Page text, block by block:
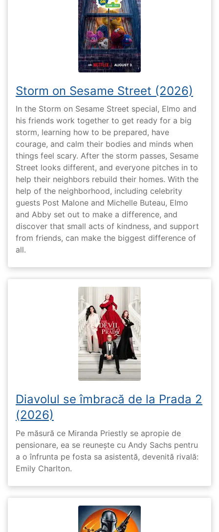
Storm on Sesame Street (2026)
In the Storm on Sesame Street special, Elmo and
his friends work together to get ready for a big
storm, learning how to be prepared, have
courage, and calm their bodies and minds when
things feel scary. After the storm passes, Sesame
Street looks different, and everyone pitches in to
help their neighbors rebuild their homes. With the
help of the neighborhood, including celebrity
guests Post Malone and Michelle Buteau, Elmo
and Abby set out to make a difference, and
discover that small acts of kindness, and support
from friends, can make the biggest difference of
all.
Diavolul se îmbracă de la Prada 2
(2026)
Pe măsură ce Miranda Priestly se apropie de
pensionare, ea se reunește cu Andy Sachs pentru
a o înfrunta pe fosta sa asistentă, devenită rivală:
Emily Charlton.